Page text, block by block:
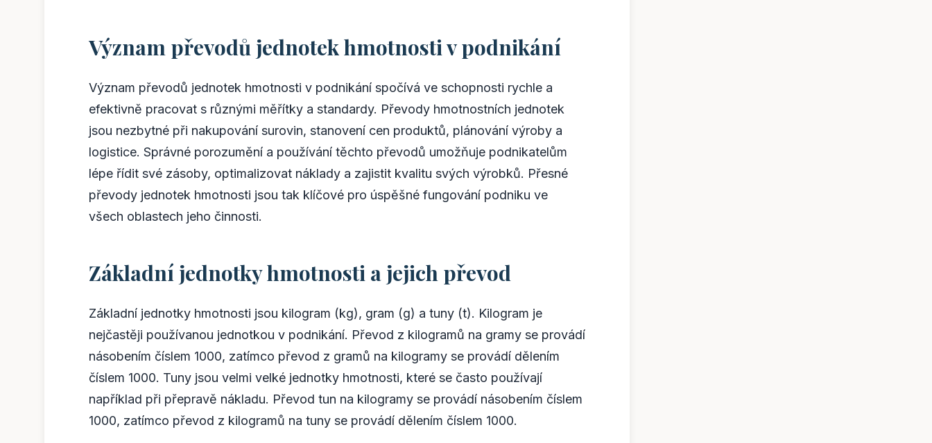
Význam převodů jednotek hmotnosti v podnikání
Význam převodů jednotek hmotnosti v podnikání spočívá ve schopnosti rychle a
efektivně pracovat s různými měřítky a standardy. Převody hmotnostních jednotek
jsou nezbytné při nakupování surovin, stanovení cen produktů, plánování výroby a
logistice. Správné porozumění a používání těchto převodů umožňuje podnikatelům
lépe řídit své zásoby, optimalizovat náklady a zajistit kvalitu svých výrobků. Přesné
převody jednotek hmotnosti jsou tak klíčové pro úspěšné fungování podniku ve
všech oblastech jeho činnosti.
Základní jednotky hmotnosti a jejich převod
Základní jednotky hmotnosti jsou kilogram (kg), gram (g) a tuny (t). Kilogram je
nejčastěji používanou jednotkou v podnikání. Převod z kilogramů na gramy se provádí
násobením číslem 1000, zatímco převod z gramů na kilogramy se provádí dělením
číslem 1000. Tuny jsou velmi velké jednotky hmotnosti, které se často používají
například při přepravě nákladu. Převod tun na kilogramy se provádí násobením číslem
1000, zatímco převod z kilogramů na tuny se provádí dělením číslem 1000.